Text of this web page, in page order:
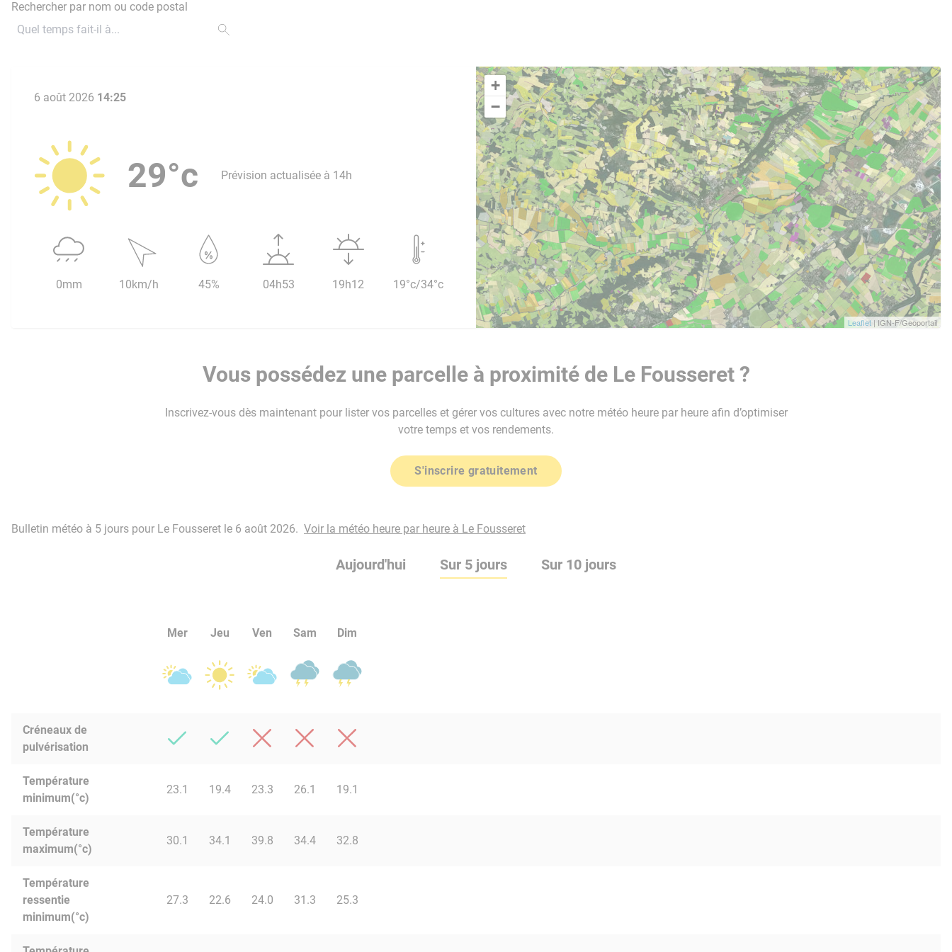
Rechercher par nom ou code postal
+
−
Leaflet | IGN-F/Geoportail
6 août 2026 14:25
29°c Prévision actualisée à 14h
0mm 10km/h 45% 04h53 19h12 19°c/34°c
Vous possédez une parcelle à proximité de Le Fousseret ?
Inscrivez-vous dès maintenant pour lister vos parcelles et gérer vos cultures avec notre météo heure par heure afin d’optimiser
votre temps et vos rendements.
S'inscrire gratuitement
Bulletin météo à 5 jours pour Le Fousseret le 6 août 2026. Voir la météo heure par heure à Le Fousseret
Aujourd'hui Sur 5 jours Sur 10 jours
Mer Jeu Ven Sam Dim
Créneaux de
pulvérisation
Température
minimum(°c)
23.1 19.4 23.3 26.1 19.1
Température
maximum(°c)
30.1 34.1 39.8 34.4 32.8
Température
ressentie
minimum(°c)
27.3 22.6 24.0 31.3 25.3